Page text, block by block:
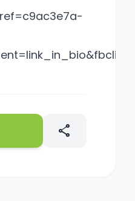
share